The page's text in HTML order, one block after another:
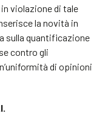
violazione di tale
la novità in
sulla quantificazione
contro gli
di opinioni